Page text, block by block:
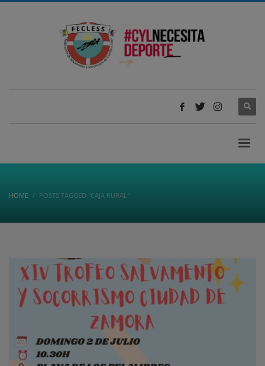
HOME POSTS TAGGED "CAJA RURAL"